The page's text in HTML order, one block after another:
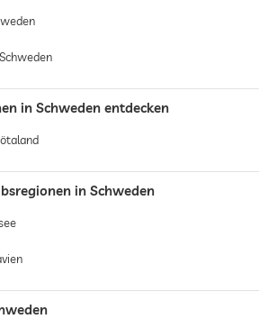
in Schweden entdecken
in Schweden